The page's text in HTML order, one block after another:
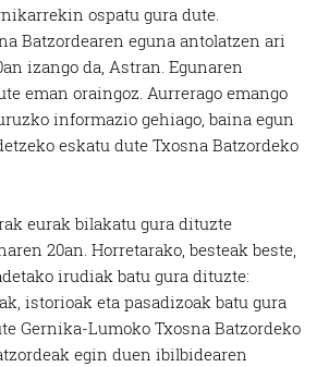
ospatu gura dute.
Batzordearen eguna antolatzen ari
izango da, Astran. Egunaren
eman oraingoz. Aurrerago emango
informazio gehiago, baina egun
eskatu dute Txosna Batzordeko
eurak bilakatu gura dituzte
20an. Horretarako, besteak beste,
irudiak batu gura dituzte:
istorioak eta pasadizoak batu gura
Gernika-Lumoko Txosna Batzordeko
egin duen ibilbidearen